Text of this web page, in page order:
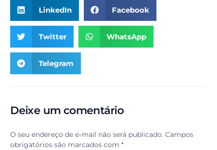
LinkedIn Facebook
Twitter WhatsApp
Telegram
Deixe um comentário
O seu endereço de e-mail não será publicado. Campos
obrigatórios são marcados com*